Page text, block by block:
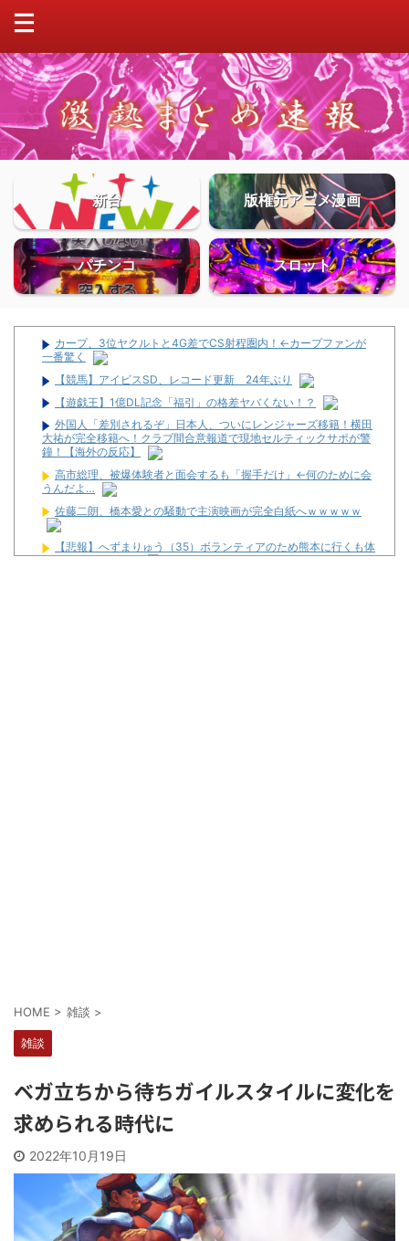
新台 版権元アニメ漫画
パチンコ スロット
カープ、3位ヤクルトと4G差でCS射程圏内！←カープファンが
一番驚く
【競馬】アイビスSD、レコード更新 24年ぶり
【遊戯王】1億DL記念「福引」の格差ヤバくない！？
外国人「差別されるぞ」日本人、ついにレンジャーズ移籍！横田
大祐が完全移籍へ！クラブ間合意報道で現地セルティックサポが警
鐘！【海外の反応】
高市総理、被爆体験者と面会するも「握手だけ」←何のために会
うんだよ…
佐藤二朗、橋本愛との騒動で主演映画が完全白紙へｗｗｗｗｗ
【悲報】へずまりゅう（35）ボランティアのため熊本に行くも体
調不良で病院に行く
HOME > 雑談 >
雑談
ベガ立ちから待ちガイルスタイルに変化を
求められる時代に
2022年10月19日